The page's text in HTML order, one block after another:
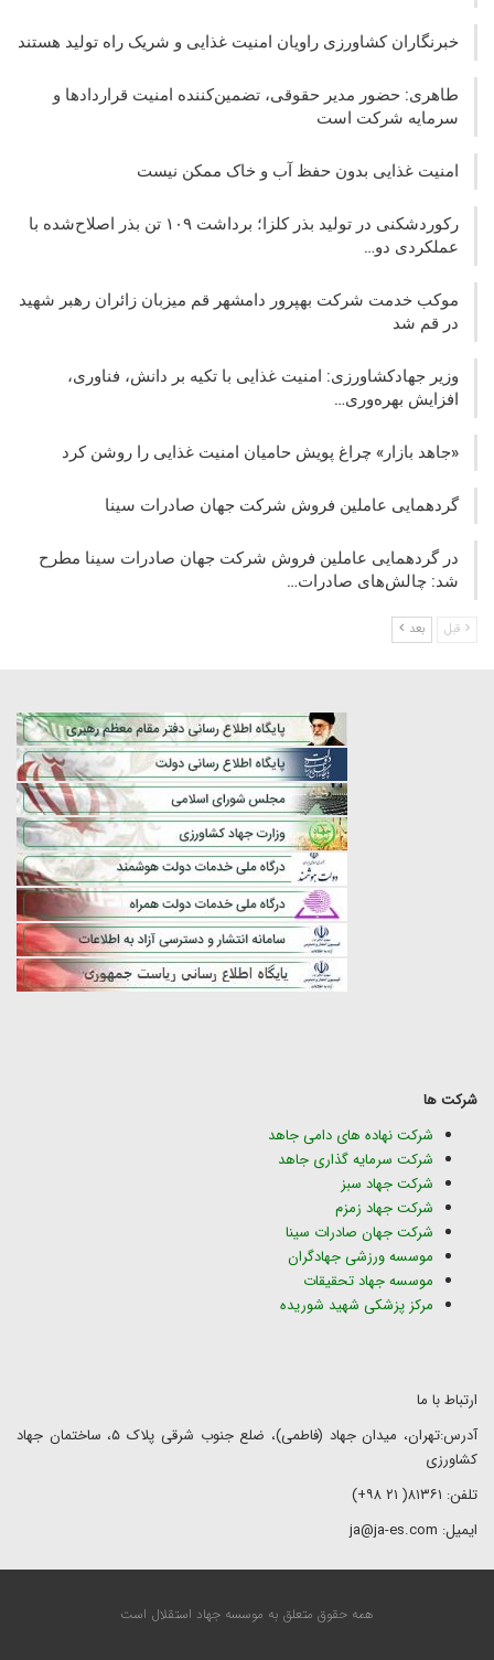
خبرنگاران کشاورزی راویان امنیت غذایی و شریک راه تولید هستند
طاهری: حضور مدیر حقوقی، تضمین‌کننده امنیت قراردادها و
سرمایه شرکت‌ است
امنیت غذایی بدون حفظ آب و خاک ممکن نیست
رکوردشکنی در تولید بذر کلزا؛ برداشت ۱۰۹ تن بذر اصلاح‌شده با
عملکردی دو…
موکب خدمت شرکت بهپرور دامشهر قم میزبان زائران رهبر شهید
در قم شد
وزیر جهادکشاورزی: امنیت غذایی با تکیه بر دانش، فناوری،
افزایش بهره‌وری…
«جاهد بازار» چراغ پویش حامیان امنیت غذایی را روشن کرد
گردهمایی عاملین فروش شرکت جهان صادرات سینا
در گردهمایی عاملین فروش شرکت جهان صادرات سینا مطرح
شد: چالش‌های صادرات…
قبل بعد
شرکت ها
شرکت نهاده های دامی جاهد
شرکت سرمایه گذاری جاهد
شرکت جهاد سبز
شرکت جهاد زمزم
شرکت جهان صادرات سینا
موسسه ورزشی جهادگران
موسسه جهاد تحقیقات
مرکز پزشکی شهید شوریده
ارتباط با ما
آدرس:تهران، میدان جهاد (فاطمی)، ضلع جنوب شرقی پلاک ۵، ساختمان جهاد
کشاورزی
تلفن: ۸۱۳۶۱( ۲۱ ۹۸+)
ایمیل: ja@ja-es.com
همه حقوق متعلق به موسسه جهاد استقلال است